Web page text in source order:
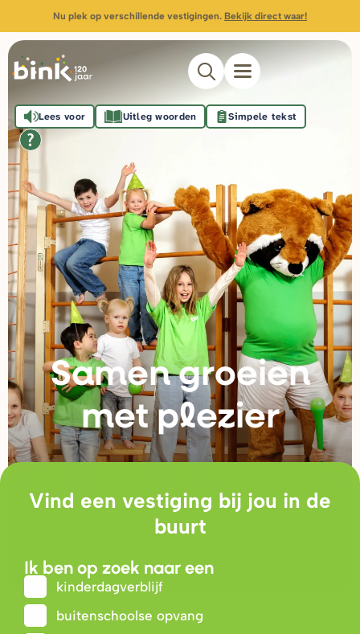
Nu plek op verschillende vestigingen. Bekijk direct waar!
Samen groeien
met plezier
Lees voor Uitleg woorden Simpele tekst
Vind een vestiging bij jou in de
buurt
Ik ben op zoek naar een
kinderdagverblijf
buitenschoolse opvang